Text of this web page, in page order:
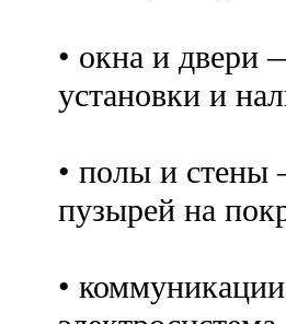
• окна и двери
установки и
• полы и стены
пузырей на
•